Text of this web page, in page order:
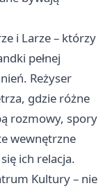
i Larze – którzy
pełnej
Reżyser
gdzie różne
rozmowy, spory
wewnętrzne
ich relacja.
Kultury – nie